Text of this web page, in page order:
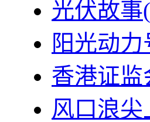
光伏故
阳光动
香港证
风口浪